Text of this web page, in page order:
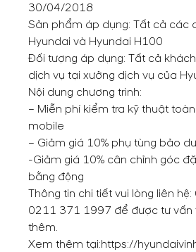
30/04/2018
Sản phẩm áp dụng: Tất cả các
Hyundai và Hyundai H100
Ðối tượng áp dụng: Tất cả
dịch vụ tại xưởng dịch vụ của
Nội dung chương trình:
– Miễn phí kiểm tra kỹ thuật
mobile
– Giảm giá 10% phụ tùng bảo
-Giảm giá 10% cân chỉnh góc
bằng động
Thông tin chi tiết vui lòng liên hệ:
0211 371 1997 để được tư vấn
thêm.
Xem thêm tại:https://